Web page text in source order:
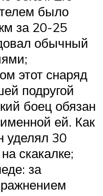
было
за 20-25
обычный
этот снаряд
подругой
боец обязан
ей. Как
уделял 30
скакалке;
за